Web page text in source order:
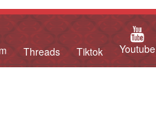
Threads Tiktok Youtube